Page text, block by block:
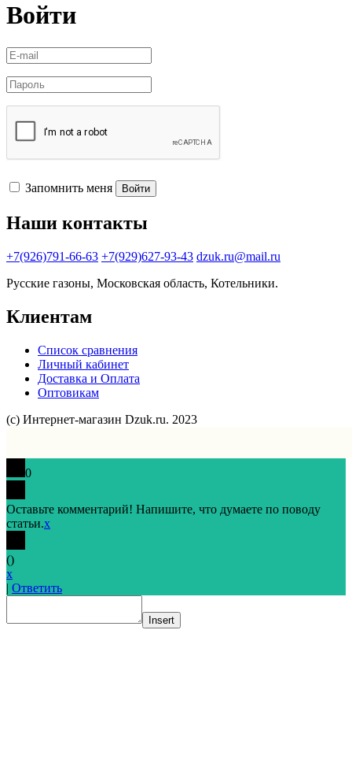
Войти
Запомнить меня Войти
Наши контакты
+7(926)791-66-63 +7(929)627-93-43 dzuk.ru@mail.ru
Русские газоны, Московская область, Котельники.
Клиентам
Список сравнения
Личный кабинет
Доставка и Оплата
Оптовикам
(с) Интернет-магазин Dzuk.ru. 2023
0
Оставьте комментарий! Напишите, что думаете по поводу
статьи.x
()
x
| Ответить
Insert